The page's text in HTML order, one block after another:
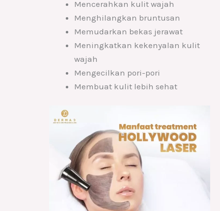
Mencerahkan kulit wajah
Menghilangkan bruntusan
Memudarkan bekas jerawat
Meningkatkan kekenyalan kulit
wajah
Mengecilkan pori-pori
Membuat kulit lebih sehat